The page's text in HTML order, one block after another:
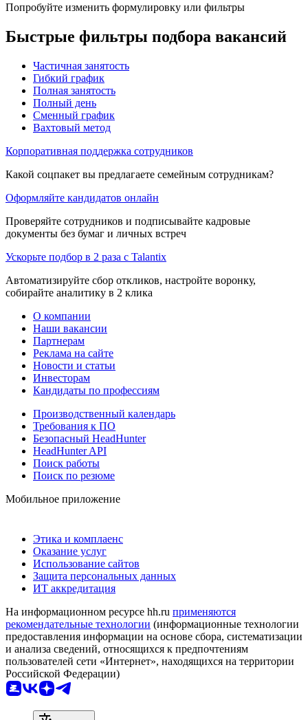
Попробуйте изменить формулировку или фильтры
Быстрые фильтры подбора вакансий
Частичная занятость
Гибкий график
Полная занятость
Полный день
Сменный график
Вахтовый метод
Корпоративная поддержка сотрудников
Какой соцпакет вы предлагаете семейным сотрудникам?
Оформляйте кандидатов онлайн
Проверяйте сотрудников и подписывайте кадровые
документы без бумаг и личных встреч
Ускорьте подбор в 2 раза с Talantix
Автоматизируйте сбор откликов, настройте воронку,
собирайте аналитику в 2 клика
О компании
Наши вакансии
Партнерам
Реклама на сайте
Новости и статьи
Инвесторам
Кандидаты по профессиям
Производственный календарь
Требования к ПО
Безопасный HeadHunter
HeadHunter API
Поиск работы
Поиск по резюме
Мобильное приложение
Этика и комплаенс
Оказание услуг
Использование сайтов
Защита персональных данных
ИТ аккредитация
На информационном ресурсе hh.ru применяются
рекомендательные технологии (информационные технологии
предоставления информации на основе сбора, систематизации
и анализа сведений, относящихся к предпочтениям
пользователей сети «Интернет», находящихся на территории
Российской Федерации)